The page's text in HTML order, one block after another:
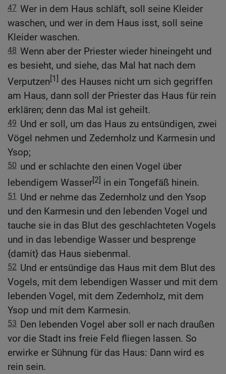
47 Wer in dem Haus schläft, soll seine Kleider
waschen, und wer in dem Haus isst, soll seine
Kleider waschen.
48 Wenn aber der Priester wieder hineingeht und
es besieht, und siehe, das Mal hat nach dem
Verputzen[1] des Hauses nicht um sich gegriffen
am Haus, dann soll der Priester das Haus für rein
erklären; denn das Mal ist geheilt.
49 Und er soll, um das Haus zu entsündigen, zwei
Vögel nehmen und Zedernholz und Karmesin und
Ysop;
50 und er schlachte den einen Vogel über
lebendigem Wasser[2] in ein Tongefäß hinein.
51 Und er nehme das Zedernholz und den Ysop
und den Karmesin und den lebenden Vogel und
tauche sie in das Blut des geschlachteten Vogels
und in das lebendige Wasser und besprenge
{damit} das Haus siebenmal.
52 Und er entsündige das Haus mit dem Blut des
Vogels, mit dem lebendigen Wasser und mit dem
lebenden Vogel, mit dem Zedernholz, mit dem
Ysop und mit dem Karmesin.
53 Den lebenden Vogel aber soll er nach draußen
vor die Stadt ins freie Feld fliegen lassen. So
erwirke er Sühnung für das Haus: Dann wird es
rein sein.